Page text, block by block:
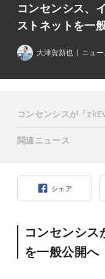
コンセンシス、
ストネットを一
大津賀新也 ニュ
シェア
コンセンシス
を一般公開へ
コンセンシスが「
関連ニュース